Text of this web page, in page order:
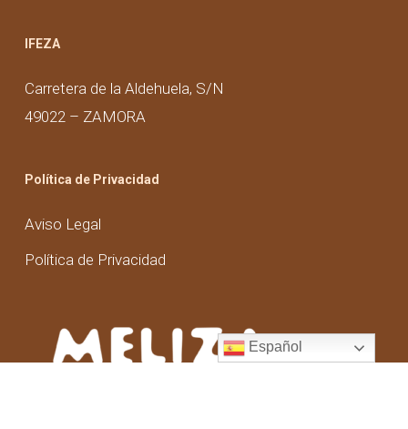
IFEZA
Carretera de la Aldehuela, S/N
49022 – ZAMORA
Política de Privacidad
Aviso Legal
Política de Privacidad
Español